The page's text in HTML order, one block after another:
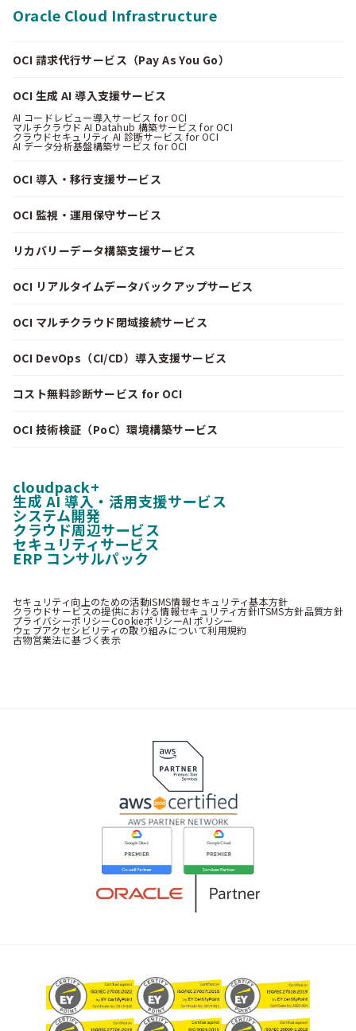
Oracle Cloud Infrastructure
OCI 請求代行サービス（Pay As You Go）
OCI 生成 AI 導入支援サービス
AI コードレビュー導入サービス for OCI
マルチクラウド AI Datahub 構築サービス for OCI
クラウドセキュリティ AI 診断サービス for OCI
AI データ分析基盤構築サービス for OCI
OCI 導入・移行支援サービス
OCI 監視・運用保守サービス
リカバリーデータ構築支援サービス
OCI リアルタイムデータバックアップサービス
OCI マルチクラウド閉域接続サービス
OCI DevOps（CI/CD）導入支援サービス
コスト無料診断サービス for OCI
OCI 技術検証（PoC）環境構築サービス
cloudpack+
生成 AI 導入・活用支援サービス
システム開発
クラウド周辺サービス
セキュリティサービス
ERP コンサルパック
セキュリティ向上のための活動ISMS情報セキュリティ基本方針
クラウドサービスの提供における情報セキュリティ方針ITSMS方針品質方針
プライバシーポリシーCookieポリシーAI ポリシー
ウェブアクセシビリティの取り組みについて利用規約
古物営業法に基づく表示